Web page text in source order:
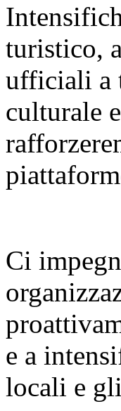
turistico,
ufficiali a
culturale
Ci
e a
locali e